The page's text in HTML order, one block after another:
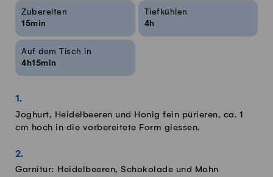
Rezeptinfos
Zubereiten
15min
Tiefkühlen
4h
Auf dem Tisch in
4h15min
Joghurt, Heidelbeeren und Honig fein pürieren, ca. 1
cm hoch in die vorbereitete Form giessen.
Garnitur: Heidelbeeren, Schokolade und Mohn